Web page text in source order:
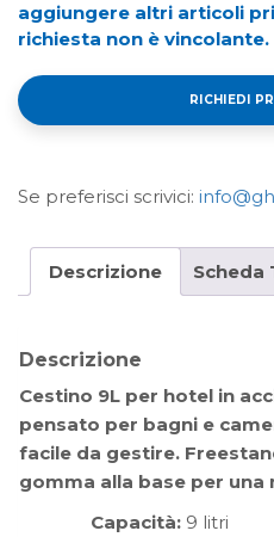
aggiungere altri articoli
richiesta non è vincolante.
RICHIEDI
Se preferisci scrivici:
Descrizione Scheda
Descrizione
Cestino 9L per hotel in
pensato per bagni e
facile da gestire.
gomma alla base per
Capacità: 9 litri